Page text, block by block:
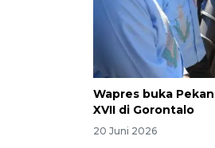
Wapres buka
XVII di Gorontalo
20 Juni 2026